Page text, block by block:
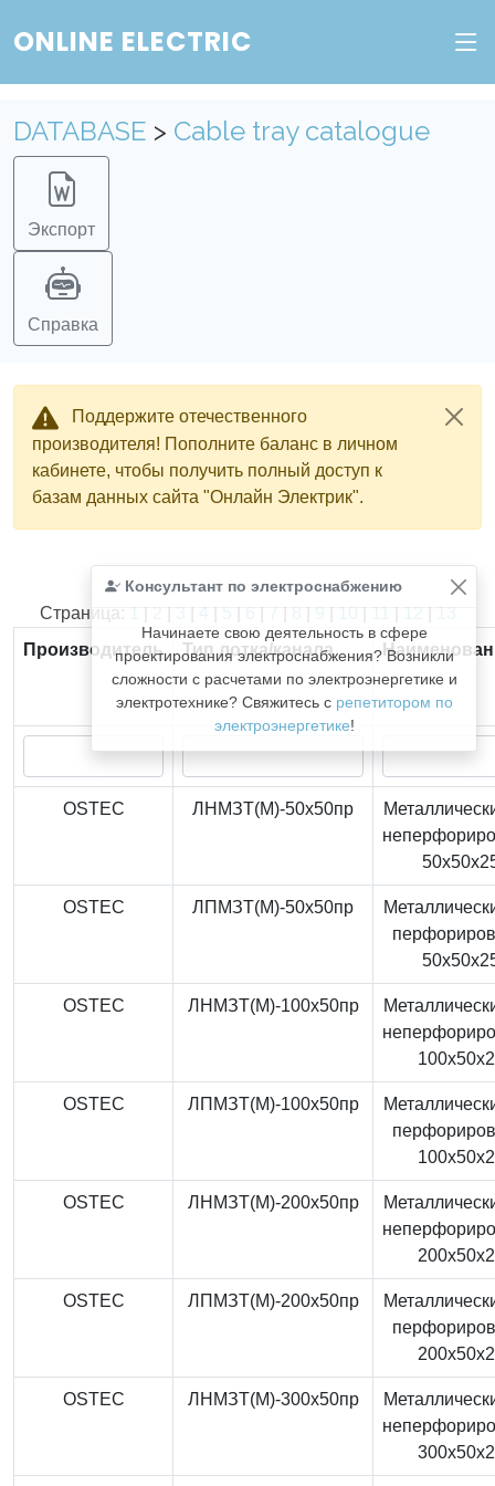
ONLINE ELECTRIC
DATABASE > Cable tray catalogue
Экспорт
Справка
Поддержите отечественного
производителя! Пополните баланс в личном
кабинете, чтобы получить полный доступ к
базам данных сайта "Онлайн Электрик".
Консультант по электроснабжению
Начинаете свою деятельность в сфере
проектирования электроснабжения? Возникли
сложности с расчетами по электроэнергетике и
электротехнике? Свяжитесь с репетитором по
электроэнергетике!
Найдено366из366записей.
Страница: 1 | 2 | 3 | 4 | 5 | 6 | 7 | 8 | 9 | 10 | 11 | 12 | 13
Производитель
Тип лотка/канала
OSTEC ЛНМЗТ(М)-50x50пр
OSTEC ЛПМЗТ(М)-50x50пр
OSTEC ЛНМЗТ(М)-100x50пр
OSTEC ЛПМЗТ(М)-100x50пр
OSTEC ЛНМЗТ(М)-200x50пр
OSTEC ЛПМЗТ(М)-200x50пр
OSTEC ЛНМЗТ(М)-300x50пр